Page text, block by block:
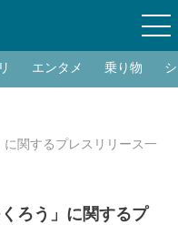
エンタメ 乗り物
に関するプレスリリース一
ろう」に関するプ